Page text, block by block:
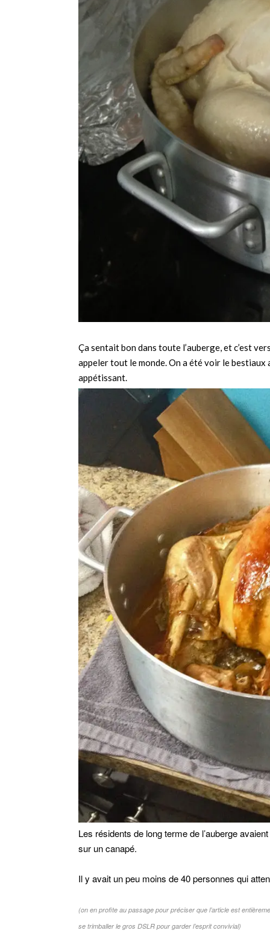
Ça sentait bon dans toute l’auberge, et c’est
appeler tout le monde. On a été voir le bestiaux
appétissant.
Les résidents de long terme de l’auberge
sur un canapé.
Il y avait un peu moins de 40 personnes qui
(on en profite au passage pour préciser que l’article est
se trimballer le gros DSLR pour garder l’esprit convivial)